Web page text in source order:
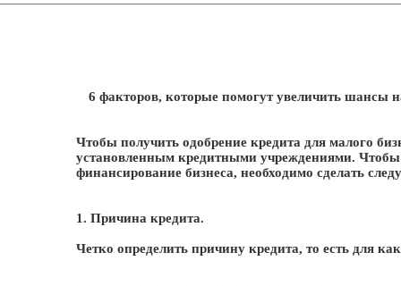
6 факторов, которые помогут увеличить шансы
Чтобы получить одобрение кредита для малого
установленным кредитными учреждениями.
финансирование бизнеса, необходимо сделать
1. Причина кредита.
Четко определить причину кредита, то есть для